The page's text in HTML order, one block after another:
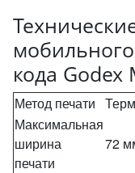
кода Godex
Метод печати
Максимальная
ширина
печати
72